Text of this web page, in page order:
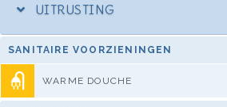
UITRUSTING
SANITAIRE VOORZIENINGEN
WARME DOUCHE